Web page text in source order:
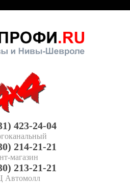
423-24-04
214-21-21
магазин
213-21-21
Автомолл